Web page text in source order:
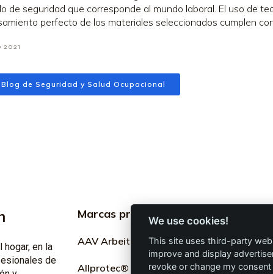
de seguridad que corresponde al mundo laboral. El uso de
perfecto de los materiales seleccionados cumplen
2021
Blog de Seguridad y Salud Ocupacional
en la
de
Marcas profesionales
AAV Arbeitsschutz GmbH
Allprotec® Solo trabaja
We use cookies!
This site uses third-party
improve and display
revoke or change my